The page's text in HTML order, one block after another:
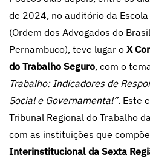
de 2024, no auditório da
(Ordem dos Advogados do
Pernambuco), teve lugar o X
do Trabalho Seguro, com o
Trabalho: Indicadores de
Social e Governamental”. Este
Tribunal Regional do Trabalho
com as instituições que
Interinstitucional da Sexta